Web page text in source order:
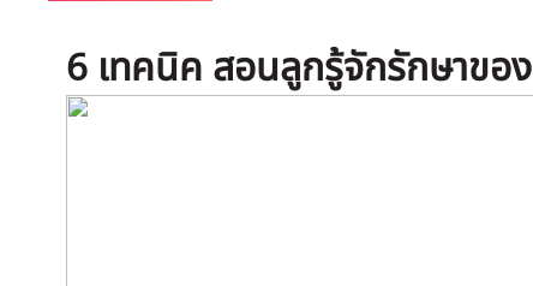
6 เทคนิค สอนลูกรู้จักรักษาของ